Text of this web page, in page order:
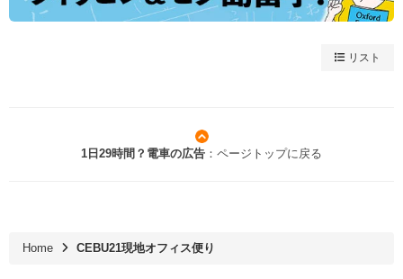
リスト
1日29時間？電車の広告 ：ページトップに戻る
Home CEBU21現地オフィス便り